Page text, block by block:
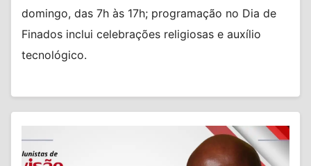
domingo, das 7h às 17h; programação no Dia de
Finados inclui celebrações religiosas e auxílio
tecnológico.